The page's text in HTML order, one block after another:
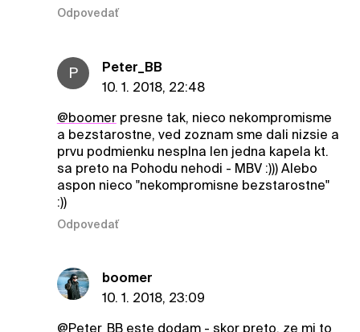
Odpovedať
P
Peter_BB
10. 1. 2018, 22:48
@boomerpresne tak, nieco nekompromisme
a bezstarostne, ved zoznam sme dali nizsie a
prvu podmienku nesplna len jedna kapela kt.
sa preto na Pohodu nehodi - MBV :))) Alebo
aspon nieco "nekompromisne bezstarostne"
:))
Odpovedať
boomer
10. 1. 2018, 23:09
@Peter_BBeste dodam - skor preto, ze mi to